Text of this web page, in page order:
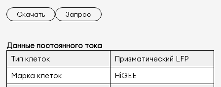
Скачать Запрос
Данные постоянного тока
Тип клеток
Призматический LFP
Марка клеток
HiGEE